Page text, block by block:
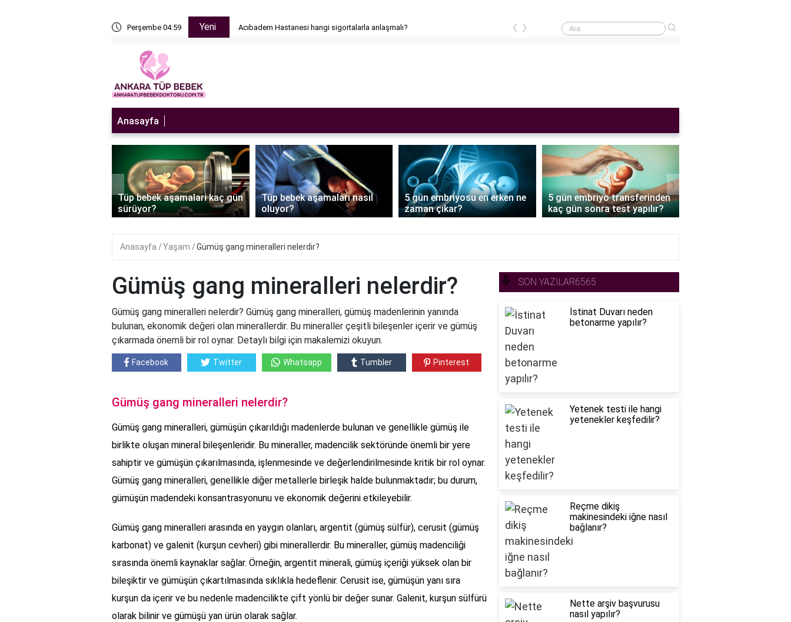
Perşembe 04:59 Yeni Acıbadem Hastanesi hangi sigortalarla anlaşmalı? Cinsel ilişkiden sonra adet gecikmesi normal mi?
‹ ›
Anasayfa
Tüp bebek aşamaları kaç gün
sürüyor?
Tüp bebek aşamaları nasıl
oluyor?
5 gün embriyosu en erken ne
zaman çıkar?
5 gün embriyo transferinden
kaç gün sonra test yapılır?
‹ ›
Anasayfa Yaşam Gümüş gang mineralleri nelerdir?
Gümüş gang mineralleri nelerdir?
Gümüş gang mineralleri nelerdir? Gümüş gang mineralleri, gümüş madenlerinin yanında
bulunan, ekonomik değeri olan minerallerdir. Bu mineraller çeşitli bileşenler içerir ve gümüş
çıkarmada önemli bir rol oynar. Detaylı bilgi için makalemizi okuyun.
Facebook Twitter Whatsapp Tumbler Pinterest
Gümüş gang mineralleri nelerdir?
Gümüş gang mineralleri, gümüşün çıkarıldığı madenlerde bulunan ve genellikle gümüş ile
birlikte oluşan mineral bileşenleridir. Bu mineraller, madencilik sektöründe önemli bir yere
sahiptir ve gümüşün çıkarılmasında, işlenmesinde ve değerlendirilmesinde kritik bir rol oynar.
Gümüş gang mineralleri, genellikle diğer metallerle birleşik halde bulunmaktadır; bu durum,
gümüşün madendeki konsantrasyonunu ve ekonomik değerini etkileyebilir.
Gümüş gang mineralleri arasında en yaygın olanları, argentit (gümüş sülfür), cerusit (gümüş
karbonat) ve galenit (kurşun cevheri) gibi minerallerdir. Bu mineraller, gümüş madenciliği
sırasında önemli kaynaklar sağlar. Örneğin, argentit minerali, gümüş içeriği yüksek olan bir
bileşiktir ve gümüşün çıkartılmasında sıklıkla hedeflenir. Cerusit ise, gümüşün yanı sıra
kurşun da içerir ve bu nedenle madencilikte çift yönlü bir değer sunar. Galenit, kurşun sülfürü
olarak bilinir ve gümüşü yan ürün olarak sağlar.
SON YAZILAR6565
İstinat Duvarı neden
betonarme yapılır?
Yetenek testi ile hangi
yetenekler keşfedilir?
Reçme dikiş
makinesindeki iğne nasıl
bağlanır?
Nette arşiv başvurusu
nasıl yapılır?